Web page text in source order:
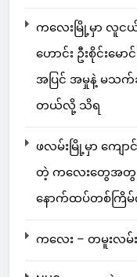
ကလေးမြို့မှာ လူင
ဟောင်း ဦးစိုင်းမေ
အပြင် အမှုနဲ့ မသက်
တယ်လို့ သိရ
ဖလမ်းမြို့မှာ ကျော
တဲ့ ကလေးတွေအတွက်
နောက်ထပ်တစ်ကြိမ်က
ကလေး – တမူးလမ်း